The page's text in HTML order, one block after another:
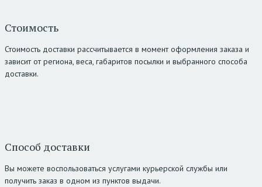
Стоимость
Стоимость доставки рассчитывается в момент оформления заказа и
зависит от региона, веса, габаритов посылки и выбранного способа
доставки.
Способ доставки
Вы можете воспользоваться услугами курьерской службы или
получить заказ в одном из пунктов выдачи.